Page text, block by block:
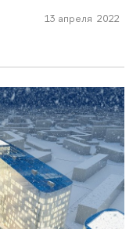
13 апреля 2022